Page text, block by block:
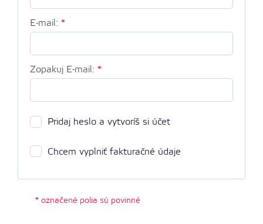
E-mail: *
Zopakuj E-mail: *
Pridaj heslo a vytvoríš si účet
Chcem vyplniť fakturačné údaje
* označené polia sú povinné